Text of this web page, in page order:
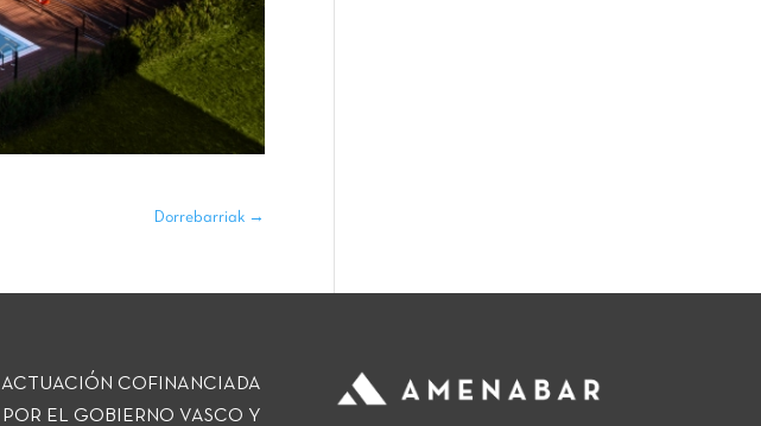
Dorrebarriak →
ACTUACIÓN COFINANCIADA
POR EL GOBIERNO VASCO Y